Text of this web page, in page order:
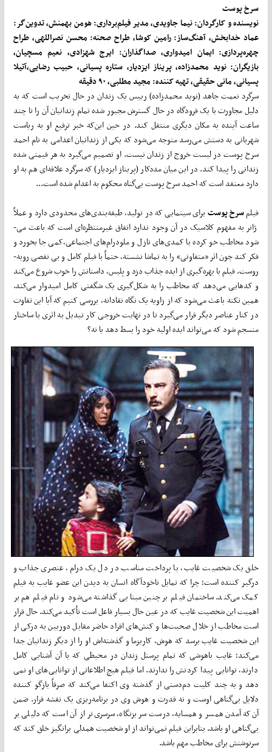
سرخ پوست
نویسنده و کارگردان: نیما جاویدی، مدیر فیلم‌برداری: هومن بهمنش، تدوین‌گر:
عماد خدابخش، آهنگ‌ساز: رامین کوشا، طراح صحنه: محسن نصراللهی، طراح
چهره‌­پردازی: ایمان امیدواری، صداگذاران: ایرج شهزادی، نعیم مسچیان،
بازیگران: نوید محمدزاده، پری­ناز ایزدیار، ستاره پسیانی، حبیب رضایی،آتیلا
پسیانی، مانی حقیقی، تهیه کننده: مجید مطلبی، ۹۰ دقیقه
سرگرد نعمت جاهد (نوید محمدزاده) رییس یک زندان در حال تخریب است که به
دلیل مجاورت با یک فرودگاه در حال گسترش مجبور شده تمام زندانیان آن را تا چند
ساعت آینده به مکان دیگری منتقل کند. در حین این‌که خبر ترفیع او به ریاست
شهربانی به دستش می­‌رسد متوجه می­‌شود که یکی از زندانیان اعدامی به نام احمد
سرخ پوست در لیست خروج از زندان نیست. او تصمیم می‌­گیرد به هر قیمتی شده
زندانی را پیدا کند. در این میان مددکار (پری­ناز ایزدیار) که سرگرد علاقه‌­ای هم به او
دارد معتقد است که احمد سرخ پوست بی‌گناه محکوم به اعدام شده است...
فیلمسرخ پوستبرای سینمایی که در تولید، طبقه‌بندی­‌های محدودی دارد و عملاً
ژانر به مفهوم کلاسیک در آن وجود ندارد اتفاق غیرمنتظره­‌ای ا‌ست که باعث می‌­
شود مخاطب خو کرده با کمدی­‌های نازل و ملودرام‌­های اجتماعی،کمی جا بخورد و
فکر کند چون اثر «متفاوتی» را به تماشا نشسته، حتماً با فیلم کامل و بی نقصی روبه‌­
روست. فیلم با بهره‌­گیری از ایده جذاب دزد و پلیس، داستانش را خوب شروع می­‌کند
و کدهایی می­‌دهد که مخاطب را به شکل‌گیری یک شگفتی کامل امیدوار می­‌کند.
همین نکته باعث می­‌شود که از زاویه یک نگاه نقادانه، بررسی کنیم که آیا این تفاوت
در کنار عناصر دیگر قرار می‌­گیرد تا در نهایت خروجی کار تبدیل به اثری با ساختار
منسجم ­شود که می‌­تواند ایده اولیه خود را بسط دهد یا نه؟
خلق یک شخصیت غایب، با پرداخت مناسب در دل یک درام، عنصری جذاب و
درگیر کننده است؛ چرا که تمایل ناخودآگاه انسان به دیدن این عضو غایب به فیلم
کمک می­‌کند. ساختمان فیلم بر چنین مبنایی گذاشته می‌­شود و نام فیلم هم بر
اهمیت این شخصیت غایب که در عین حال بسیار فاعل است تأکید می‌­کند. حال قرار
است مخاطب از خلال صحبت­‌ها و کنش‌­های افراد حاضر مقابل دوربین به درکی از
این شخصیت غایب برسد که هوش، کاریزما و گذشته­‌اش او را از دیگر زندانیان جدا
می­‌کند؛ غایب باهوشی که تمام پرسنل زندان در محیطی که با آن آشنایی کامل
دارند، توانایی پیدا کردنش را ندارند. اما فیلم هیچ اطلاعاتی از توانایی­‌های او نمی­‌
دهد و به چند کلیت دم‌دستی از گذشته وی اکتفا می‌­کند که صرفاً بازگو کننده
دلایل بی‌گناهی اوست و نه قدرت و هوش وی در برنامه­‌ریزی یک نقشه فرار. ضمن
آن‌که آمدن همسر و همسایه، درست سر بزنگاه، سرسری‌­تر از آن است که دلیلی بر
بی‌گناهی او باشد. بنابراین فیلم نمی­‌تواند از او شخصیت همدلی برانگیز خلق کند که
سرنوشتش برای مخاطب مهم باشد.